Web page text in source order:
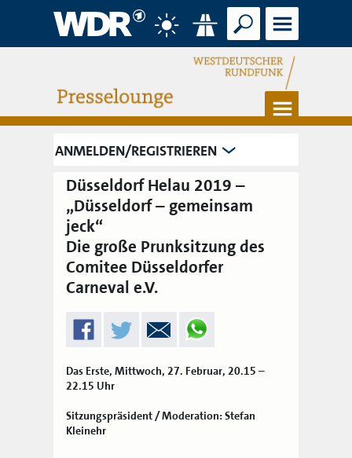
Verkehr
Suche Menü
Menü
ANMELDEN/REGISTRIEREN
Düsseldorf Helau 2019 –
„Düsseldorf – gemeinsam
jeck“
Die große Prunksitzung des
Comitee Düsseldorfer
Carneval e.V.
Das Erste, Mittwoch, 27. Februar, 20.15 –
22.15 Uhr
Sitzungspräsident / Moderation: Stefan
Kleinehr